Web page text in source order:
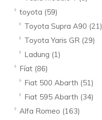
toyota (59)
Toyota Supra A90 (21)
Toyota Yaris GR (29)
Ladung (1)
Fíat (86)
Fiat 500 Abarth (51)
Fiat 595 Abarth (34)
Alfa Romeo (163)